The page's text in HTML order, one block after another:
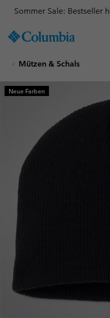
TO
SKIP
MAIN
NAV
SEARCH
Sommer Sale: Bestseller
Mützen & Schals
Neue Farben